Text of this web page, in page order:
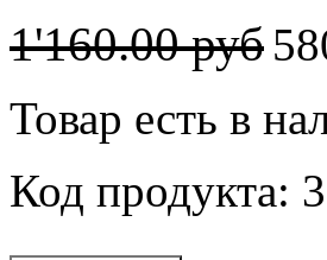
1'160.00 руб
Товар есть в
Код продукта: